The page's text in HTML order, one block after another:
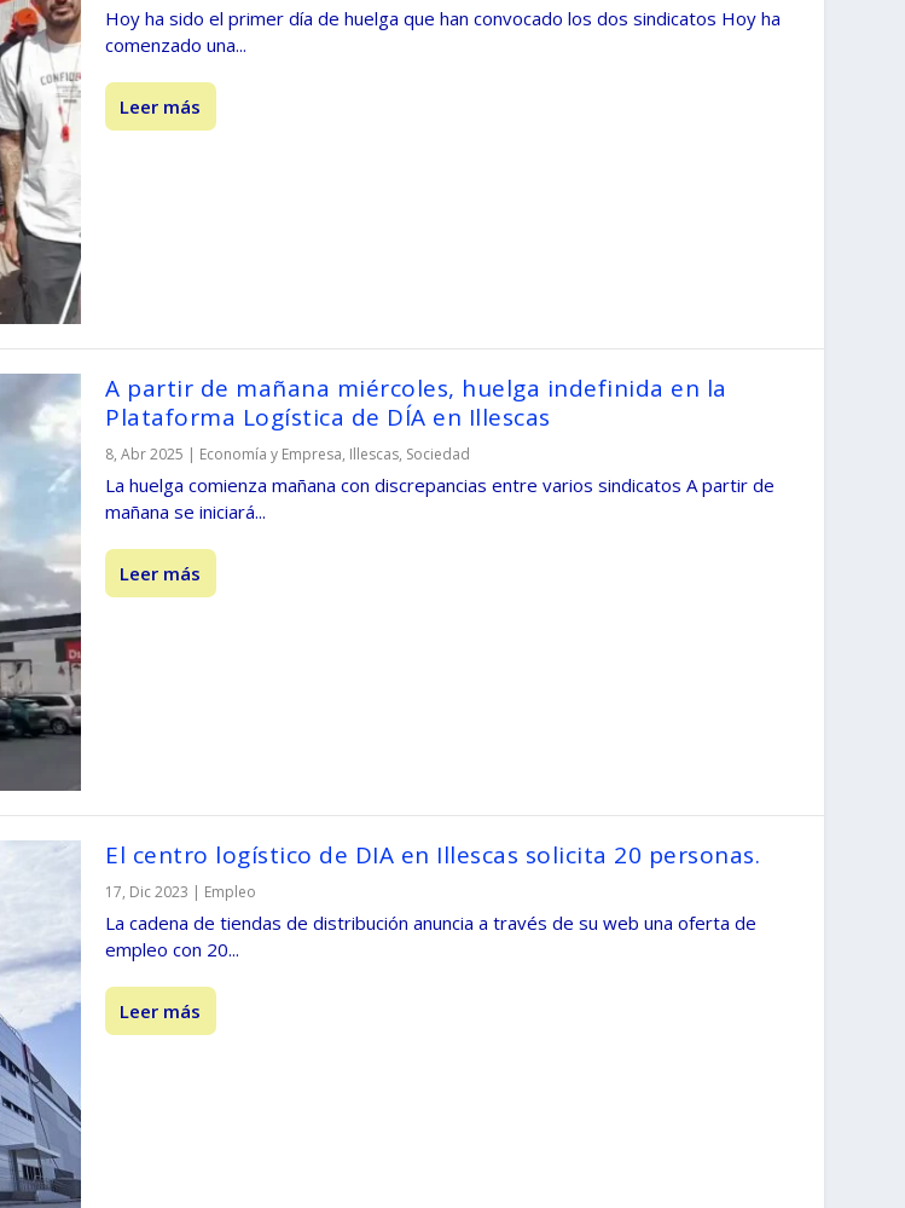
Hoy ha sido el primer día de huelga que han convocado los dos sindicatos Hoy ha
comenzado una...
Leer más
A partir de mañana miércoles, huelga indefinida en la
Plataforma Logística de DÍA en Illescas
8, Abr 2025 | Economía y Empresa, Illescas, Sociedad
La huelga comienza mañana con discrepancias entre varios sindicatos A partir de
mañana se iniciará...
Leer más
El centro logístico de DIA en Illescas solicita 20 personas.
17, Dic 2023 | Empleo
La cadena de tiendas de distribución anuncia a través de su web una oferta de
empleo con 20...
Leer más